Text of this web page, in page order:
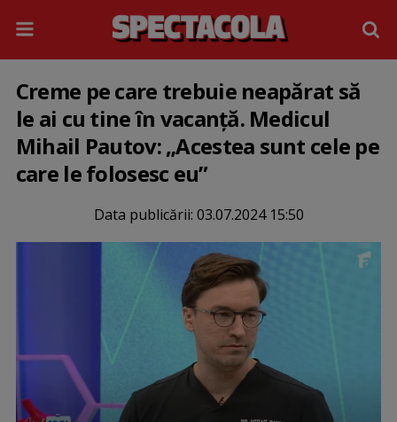
Creme pe care trebuie neapărat să
le ai cu tine în vacanță. Medicul
Mihail Pautov: „Acestea sunt cele pe
care le folosesc eu”
Data publicării: 03.07.2024 15:50